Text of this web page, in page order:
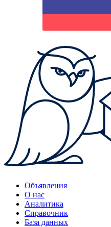
Объявления
О нас
Аналитика
Справочник
База данных